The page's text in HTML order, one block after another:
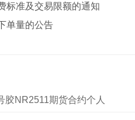
标准及交易限额的通知
单量的公告
胶NR2511期货合约个人